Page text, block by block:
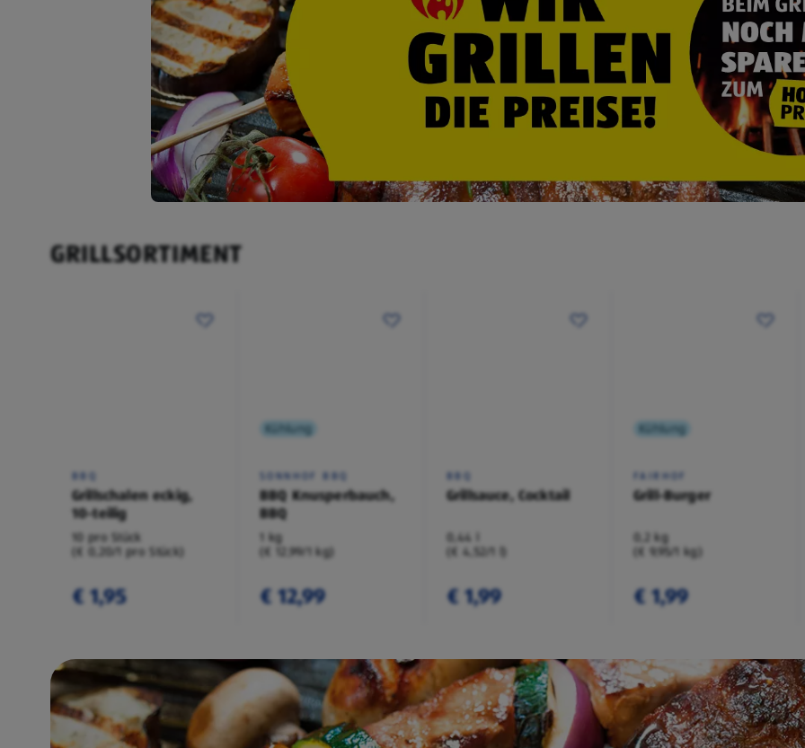
GRILLSORTIMENT
BBQ
Grillschalen eckig,
10-teilig
10 pro Stück
(€ 0,20/1 pro Stück)
€ 1,95
Kühlung
SONNHOF BBQ
BBQ Knusperbauch,
BBQ
1 kg
(€ 12,99/1 kg)
€ 12,99
BBQ
Grillsauce, Cocktail
0,44 l
(€ 4,52/1 l)
€ 1,99
Kühlung
FAIRHOF
Grill-Burger
0,2 kg
(€ 9,95/1 kg)
€ 1,99